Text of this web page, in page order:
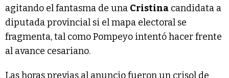
agitando el fantasma de una Cristina candidata a
diputada provincial si el mapa electoral se
fragmenta, tal como Pompeyo intentó hacer frente
al avance cesariano.
Las horas previas al anuncio fueron un crisol de